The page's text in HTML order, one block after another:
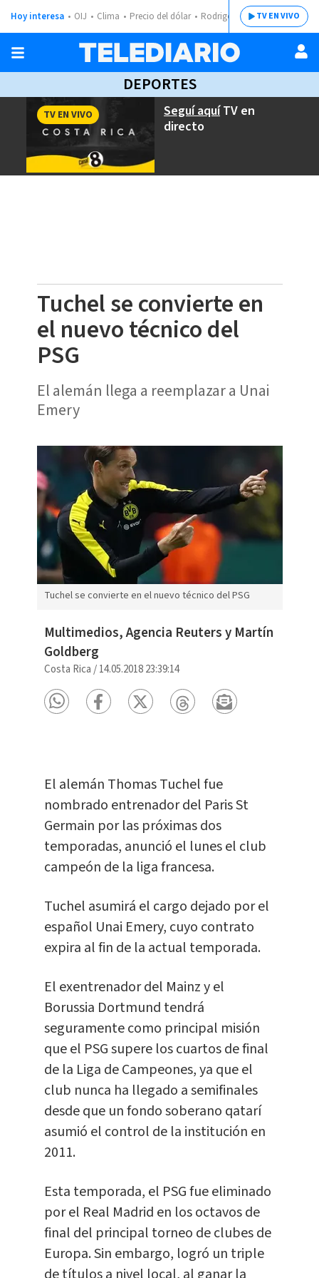
Hoy interesa OIJ Clima Precio del dólar Rodrigo ChavesTV EN VIVO
DEPORTES
Seguí aquíTV en
directo
TV EN VIVO
Tuchel se convierte en
el nuevo técnico del
PSG
El alemán llega a reemplazar a Unai
Emery
Tuchel se convierte en el nuevo técnico del PSG
Multimedios, Agencia Reuters y Martín
Goldberg
Costa Rica /14.05.2018 23:39:14
El alemán Thomas Tuchel fue
nombrado entrenador del Paris St
Germain por las próximas dos
temporadas, anunció el lunes el club
campeón de la liga francesa.
Tuchel asumirá el cargo dejado por el
español Unai Emery, cuyo contrato
expira al fin de la actual temporada.
El exentrenador del Mainz y el
Borussia Dortmund tendrá
seguramente como principal misión
que el PSG supere los cuartos de final
de la Liga de Campeones, ya que el
club nunca ha llegado a semifinales
desde que un fondo soberano qatarí
asumió el control de la institución en
2011.
Esta temporada, el PSG fue eliminado
por el Real Madrid en los octavos de
final del principal torneo de clubes de
Europa. Sin embargo, logró un triple